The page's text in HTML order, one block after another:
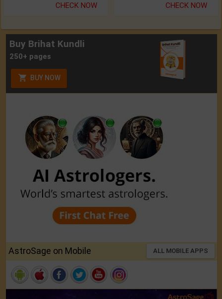
CHECK NOW CHECK NOW
Buy Brihat Kundli
250+ pages
BUY NOW
AstroSage on Mobile ALL MOBILE APPS